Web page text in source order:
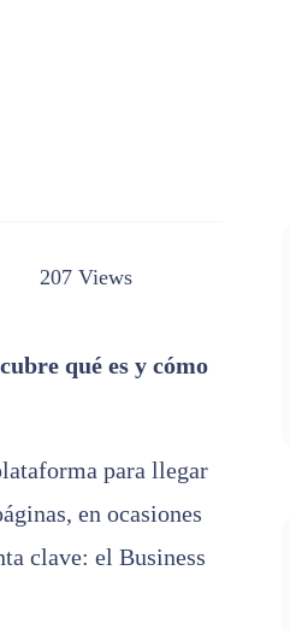
207 Views
qué es y cómo
para llegar
en ocasiones
clave: el Business